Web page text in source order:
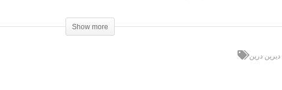
Show more
دیرین درین